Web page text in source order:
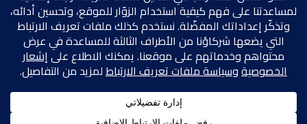
سياسة إرجاع قطع الغيار المشتراة عبر الموقع
الإلكتروني
شروط الخصوصية
سياسة ملفات تعريف الارتباط